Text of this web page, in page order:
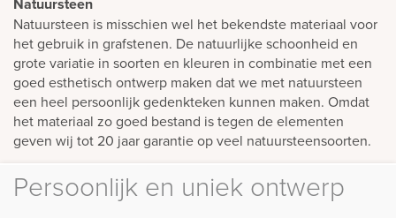
Natuursteen
Natuursteen is misschien wel het bekendste materiaal voor
het gebruik in grafstenen. De natuurlijke schoonheid en
grote variatie in soorten en kleuren in combinatie met een
goed esthetisch ontwerp maken dat we met natuursteen
een heel persoonlijk gedenkteken kunnen maken. Omdat
het materiaal zo goed bestand is tegen de elementen
geven wij tot 20 jaar garantie op veel natuursteensoorten.
Persoonlijk en uniek ontwerp